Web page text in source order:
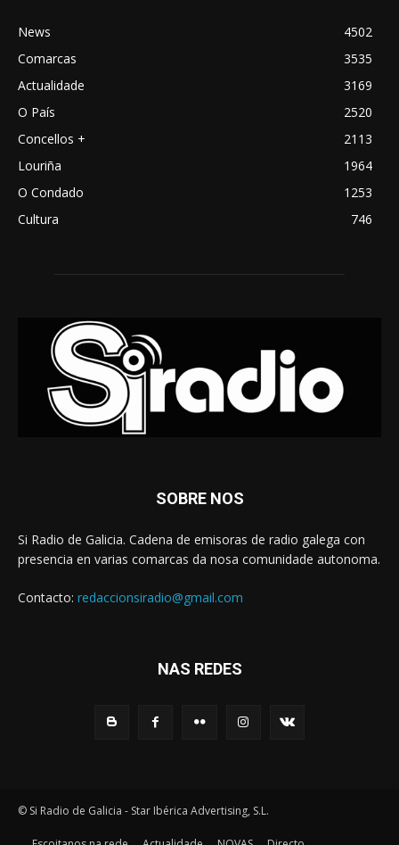
News
4502
Comarcas
3535
Actualidade
3169
O País
2520
Concellos +
2113
Louriña
1964
O Condado
1253
Cultura
746
SOBRE NOS
Si Radio de Galicia. Cadena de emisoras de radio galega con
presencia en varias comarcas da nosa comunidade autonoma.
Contacto: redaccionsiradio@gmail.com
NAS REDES
© Si Radio de Galicia - Star Ibérica Advertising, S.L.